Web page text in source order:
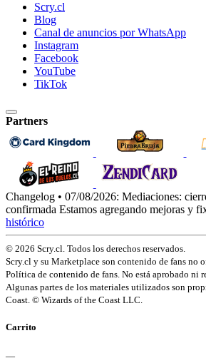
Scry.cl
Blog
Canal de anuncios por WhatsApp
Instagram
Facebook
YouTube
TikTok
Partners
Changelog • 07/08/2026: Mediaciones:
confirmada Estamos agregando mejoras y
histórico
© 2026 Scry.cl. Todos los derechos reservados.
Scry.cl y su Marketplace son contenido de fans no
Política de contenido de fans. No está aprobado ni
Algunas partes de los materiales utilizados son
Coast. © Wizards of the Coast LLC.
Carrito
—